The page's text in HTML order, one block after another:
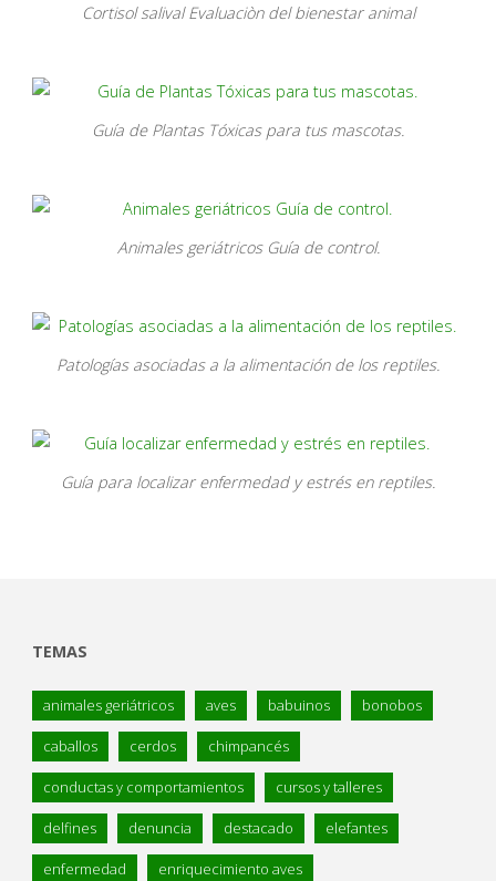
Cortisol salival Evaluaciòn del bienestar animal
Guía de Plantas Tóxicas para tus mascotas.
Animales geriátricos Guía de control.
Patologías asociadas a la alimentación de los reptiles.
Guía para localizar enfermedad y estrés en reptiles.
TEMAS
animales geriátricos aves babuinos bonobos
caballos cerdos chimpancés
conductas y comportamientos cursos y talleres
delfines denuncia destacado elefantes
enfermedad enriquecimiento aves